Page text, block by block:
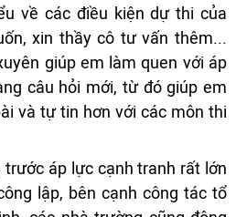
về các điều kiện dự thi của
xin thầy cô tư vấn thêm...
giúp em làm quen với áp
câu hỏi mới, từ đó giúp em
và tự tin hơn với các môn thi
trước áp lực cạnh tranh rất lớn
lập, bên cạnh công tác tổ